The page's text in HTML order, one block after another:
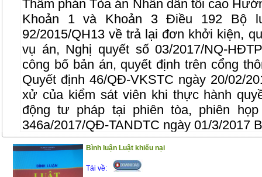
Thẩm phán Tòa án Nhân dân tối cao
Khoản 1 và Khoản 3 Điều 192 Bộ
92/2015/QH13 về trả lại đơn khởi kiện,
vụ án, Nghị quyết số 03/2017/NQ-
công bố bản án, quyết định trên cổng
Quyết định 46/QĐ-VKSTC ngày 20/02/
xử của kiểm sát viên khi thực hành
động tư pháp tại phiên tòa, phiên
346a/2017/QĐ-TANDTC ngày 01/3/2017
kiểm tra trong tòa án nhân dân…
Để phổ biến những quy định mới liên
Bình luận Luật khiếu nại
Tải về: